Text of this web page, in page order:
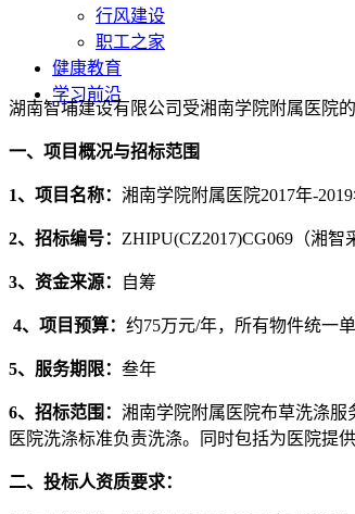
行风建设
职工之家
健康教育
学习前沿
湖南智埔建设有限公司受湘南学院附属医院
一、项目概况与招标范围
1、项目名称： 湘南学院附属医院2017年-
2、招标编号： ZHIPU(CZ2017)CG069（湘智
3、资金来源： 自筹
4、项目预算： 约75万元/年，所有物件统一
5、服务期限： 叁年
6、招标范围： 湘南学院附属医院布草洗涤
医院洗涤标准负责洗涤。同时包括为医院提
二、投标人资质要求：